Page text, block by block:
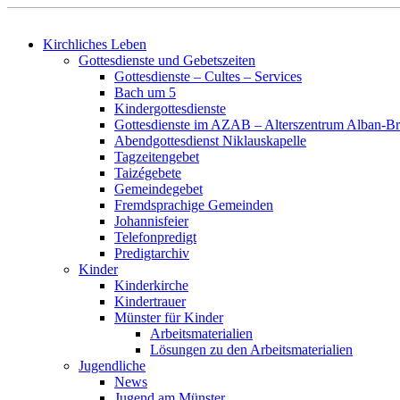
Kirchliches Leben
Gottesdienste und Gebetszeiten
Gottesdienste – Cultes – Services
Bach um 5
Kindergottesdienste
Gottesdienste im AZAB – Alterszentrum Alban-
Abendgottesdienst Niklauskapelle
Tagzeitengebet
Taizégebete
Gemeindegebet
Fremdsprachige Gemeinden
Johannisfeier
Telefonpredigt
Predigtarchiv
Kinder
Kinderkirche
Kindertrauer
Münster für Kinder
Arbeitsmaterialien
Lösungen zu den Arbeitsmaterialien
Jugendliche
News